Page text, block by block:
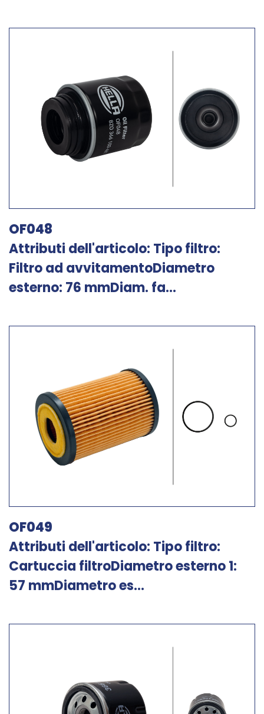
OF048
Attributi dell'articolo: Tipo filtro:
Filtro ad avvitamentoDiametro
esterno: 76 mmDiam. fa...
OF049
Attributi dell'articolo: Tipo filtro:
Cartuccia filtroDiametro esterno 1:
57 mmDiametro es...